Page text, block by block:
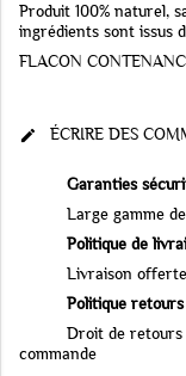
Produit 100% naturel,
ingrédients sont issus
FLACON
 ÉCRIRE DES
Garanties
Large gamme
Politique de
Livraison
Politique retours
Droit de retours
commande